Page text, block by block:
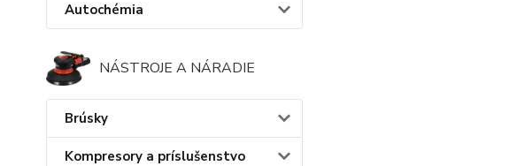
Autochémia
NÁSTROJE A NÁRADIE
Brúsky
Kompresory a príslušenstvo